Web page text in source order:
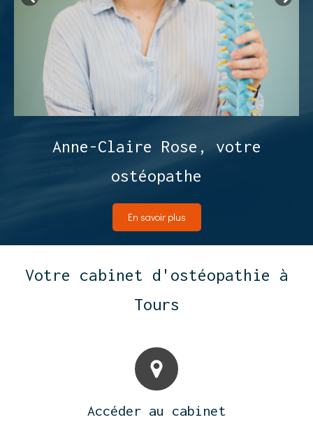
Anne-Claire Rose, votre
ostéopathe
En savoir plus
Votre cabinet d'ostéopathie à
Tours
Accéder au cabinet